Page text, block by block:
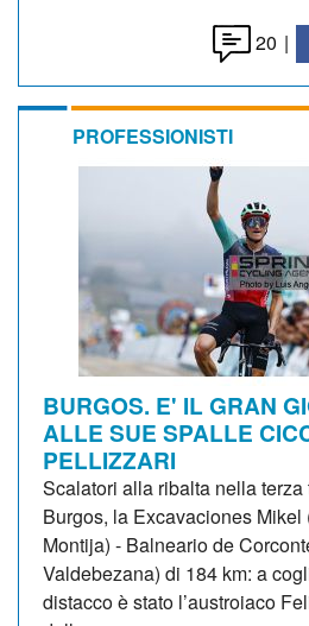
20 |
PROFESSIONISTI
BURGOS. E' IL GRAN
ALLE SUE SPALLE
PELLIZZARI
Scalatori alla ribalta nella
Burgos, la Excavaciones Mikel
Montija) - Balneario de
Valdebezana) di 184 km: a
distacco è stato l’austroiaco